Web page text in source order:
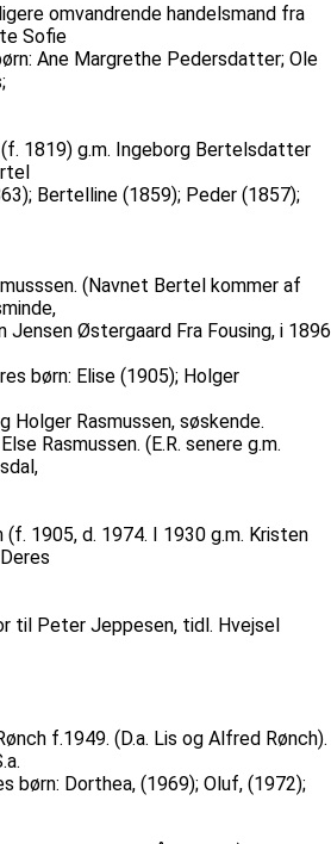
omvandrende handelsmand fra
Sofie
Ane Margrethe Pedersdatter; Ole
1819) g.m. Ingeborg Bertelsdatter
Bertelline (1859); Peder (1857);
(Navnet Bertel kommer af
Jensen Østergaard Fra Fousing, i 1896
børn: Elise (1905); Holger
Holger Rasmussen, søskende.
Rasmussen. (E.R. senere g.m.
(f. 1905, d. 1974. I 1930 g.m. Kristen
til Peter Jeppesen, tidl. Hvejsel
f.1949. (D.a. Lis og Alfred Rønch).
børn: Dorthea, (1969); Oluf, (1972);